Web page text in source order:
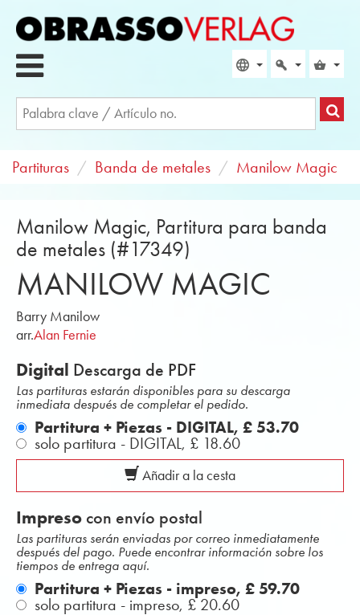
Partituras Banda de metales Manilow Magic
Manilow Magic, Partitura para banda
de metales (#17349)
MANILOW MAGIC
Barry Manilow
arr.Alan Fernie
Digital Descarga de PDF
Las partituras estarán disponibles para su descarga
inmediata después de completar el pedido.
Partitura + Piezas - DIGITAL, £ 53.70
solo partitura - DIGITAL, £ 18.60
Añadir a la cesta
Impreso con envío postal
Las partituras serán enviadas por correo inmediatamente
después del pago. Puede encontrar información sobre los
tiempos de entrega aquí.
Partitura + Piezas - impreso, £ 59.70
solo partitura - impreso, £ 20.60